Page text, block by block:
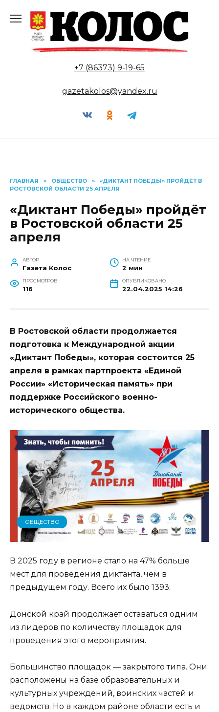
содержанию
+7 (86373) 9-19-65
gazetakolos@yandex.ru
ГЛАВНАЯ » ОБЩЕСТВО »
«ДИКТАНТ ПОБЕДЫ» ПРОЙДЁТ В
РОСТОВСКОЙ ОБЛАСТИ 25 АПРЕЛЯ
«Диктант Победы» пройдёт
в Ростовской области 25
апреля
АВТОР
Газета Колос
НА ЧТЕНИЕ
2 мин
ПРОСМОТРОВ
116
ОПУБЛИКОВАНО
22.04.2025 14:26
В Ростовской области продолжается
подготовка к Международной акции
«Диктант Победы», которая состоится 25
апреля в рамках партпроекта «Единой
России» «Историческая память» при
поддержке Российского военно-
исторического общества.
ОБЩЕСТВО
В 2025 году в регионе стало на 47% больше
мест для проведения диктанта, чем в
предыдущем году. Всего их было 1393.
Донской край продолжает оставаться одним
из лидеров по количеству площадок для
проведения этого мероприятия.
Большинство площадок — закрытого типа. Они
расположены на базе образовательных и
культурных учреждений, воинских частей и
ведомств. Но в каждом районе области есть и